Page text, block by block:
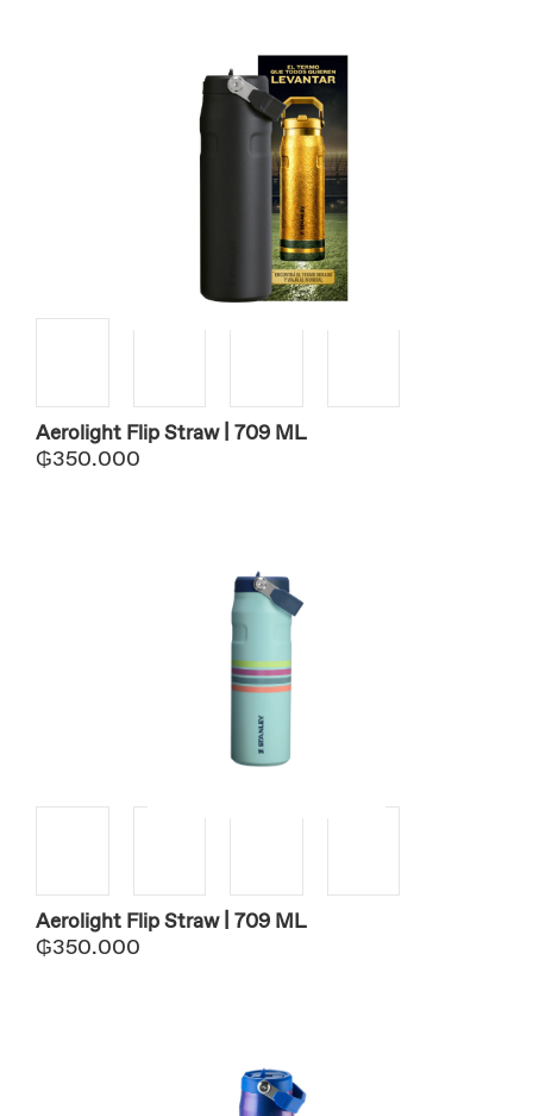
Aerolight Flip Straw | 709 ML
₲350.000
Aerolight Flip Straw | 709 ML
₲350.000